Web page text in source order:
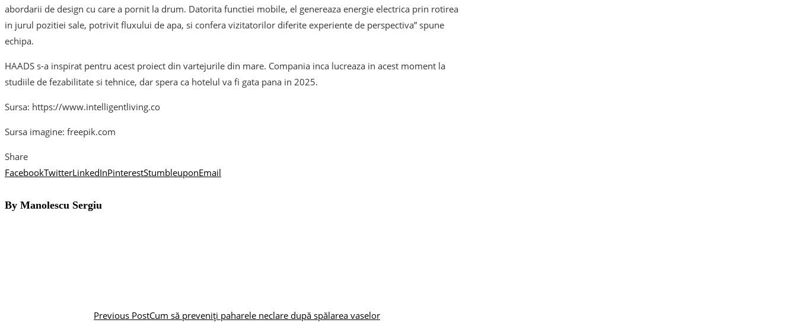
abordarii de design cu care a pornit la drum. Datorita functiei mobile, el genereaza energie electrica prin rotirea
in jurul pozitiei sale, potrivit fluxului de apa, si confera vizitatorilor diferite experiente de perspectiva” spune
echipa.
HAADS s-a inspirat pentru acest proiect din vartejurile din mare. Compania inca lucreaza in acest moment la
studiile de fezabilitate si tehnice, dar spera ca hotelul va fi gata pana in 2025.
Sursa: https://www.intelligentliving.co
Sursa imagine: freepik.com
Share
FacebookTwitterLinkedInPinterestStumbleuponEmail
By Manolescu Sergiu
Previous PostCum să preveniți paharele neclare după spălarea vaselor